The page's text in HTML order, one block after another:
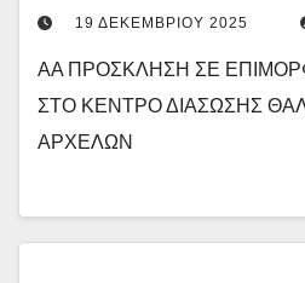
19 ΔΕΚΕΜΒΡΊΟΥ 2025
AA ΠΡΟΣΚΛΗΣΗ ΣΕ
ΣΤΟ ΚΕΝΤΡΟ ΔΙΑΣΩΣΗΣ
ΑΡΧΕΛΩΝ